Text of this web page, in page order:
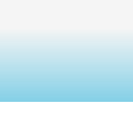
bestemmingen